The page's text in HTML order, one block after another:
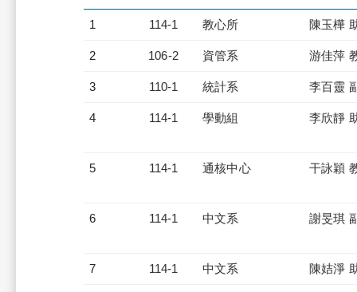
1 114-1 教心所 陳玉樺
2 106-2 資管系 游佳萍
3 110-1 統計系 李百靈
4 114-1 學動組 李欣靜
5 114-1 通核中心 干詠穎
6 114-1 中文系 謝旻琪
7 114-1 中文系 陳姞淨